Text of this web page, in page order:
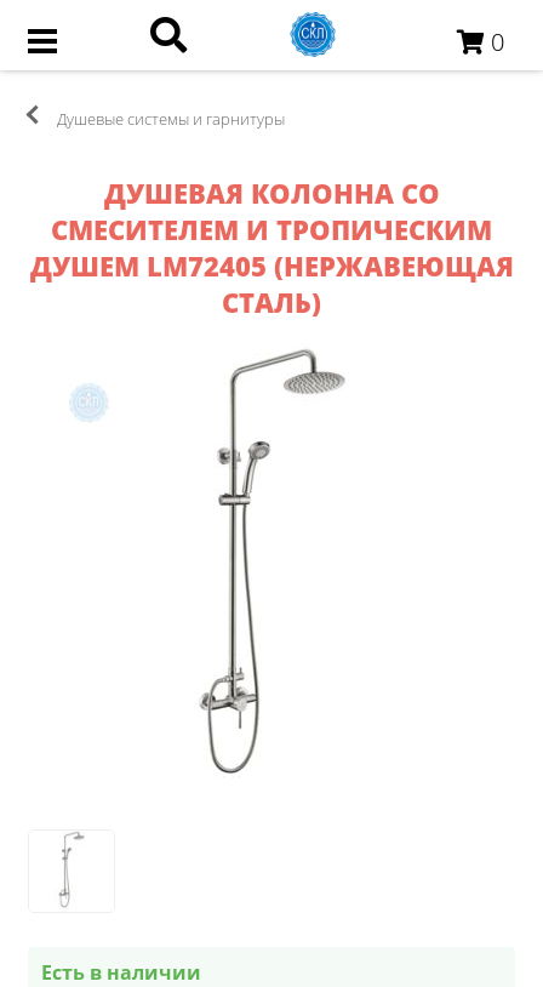
0
Душевые системы и гарнитуры
​ДУШЕВАЯ КОЛОННА СО
СМЕСИТЕЛЕМ И ТРОПИЧЕСКИМ
ДУШЕМ LM72405 (НЕРЖАВЕЮЩАЯ
СТАЛЬ)
Есть в наличии